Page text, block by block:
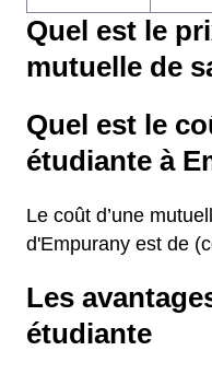
Quel est le
mutuelle de
Quel est le
étudiante à
Le coût d’une
d'Empurany est de
Les
étudiante